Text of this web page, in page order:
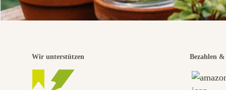
Wir unterstützen Bezahlen